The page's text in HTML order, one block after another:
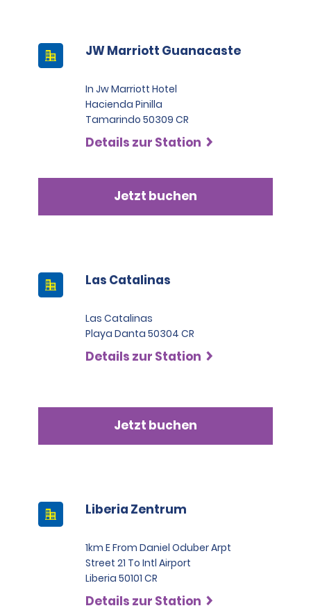
JW Marriott Guanacaste
In Jw Marriott Hotel
Hacienda Pinilla
Tamarindo 50309 CR
Details zur Station
Jetzt buchen
Las Catalinas
Las Catalinas
Playa Danta 50304 CR
Details zur Station
Jetzt buchen
Liberia Zentrum
1km E From Daniel Oduber Arpt
Street 21 To Intl Airport
Liberia 50101 CR
Details zur Station